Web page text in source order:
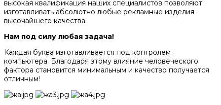
высокая квалификация наших специалистов позволяют
изготавливать абсолютно любые рекламные изделия
высочайшего качества.
Нам под силу любая задача!
Каждая буква изготавливается под контролем
компьютера. Благодаря этому влияние человеческого
фактора становится минимальным и качество получается
отличным!